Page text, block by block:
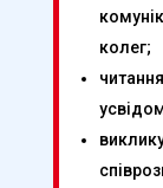
колег;